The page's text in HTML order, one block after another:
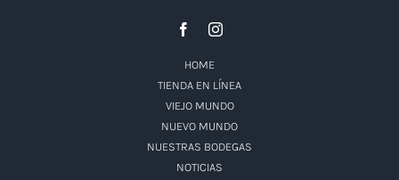
HOME
TIENDA EN LÍNEA
VIEJO MUNDO
NUEVO MUNDO
NUESTRAS BODEGAS
NOTICIAS